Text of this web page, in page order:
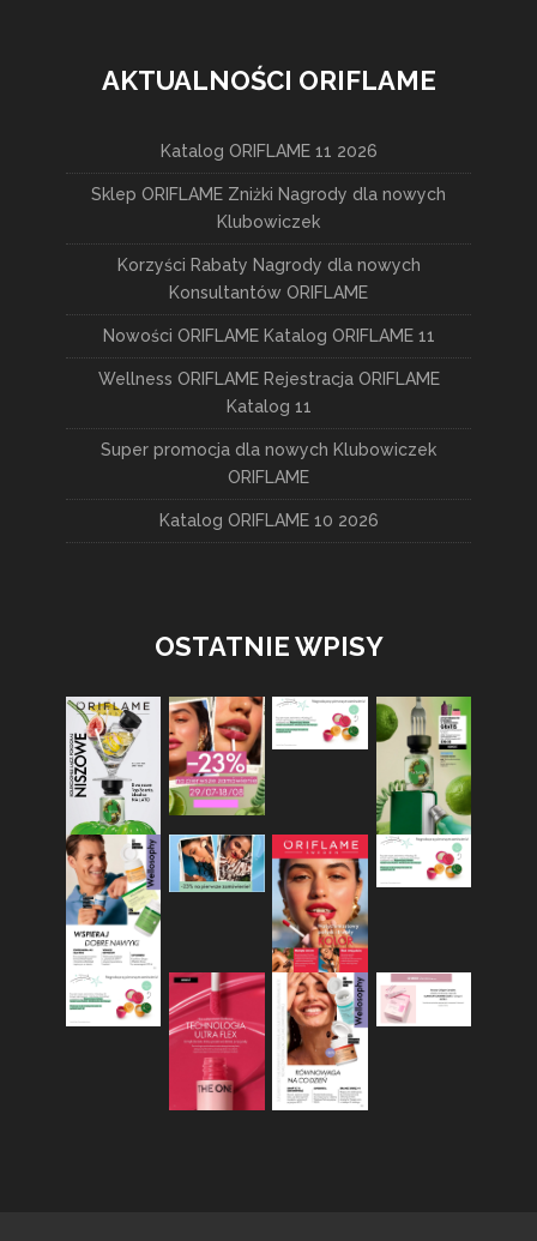
AKTUALNOŚCI ORIFLAME
Katalog ORIFLAME 11 2026
Sklep ORIFLAME Zniżki Nagrody dla nowych
Klubowiczek
Korzyści Rabaty Nagrody dla nowych
Konsultantów ORIFLAME
Nowości ORIFLAME Katalog ORIFLAME 11
Wellness ORIFLAME Rejestracja ORIFLAME
Katalog 11
Super promocja dla nowych Klubowiczek
ORIFLAME
Katalog ORIFLAME 10 2026
OSTATNIE WPISY